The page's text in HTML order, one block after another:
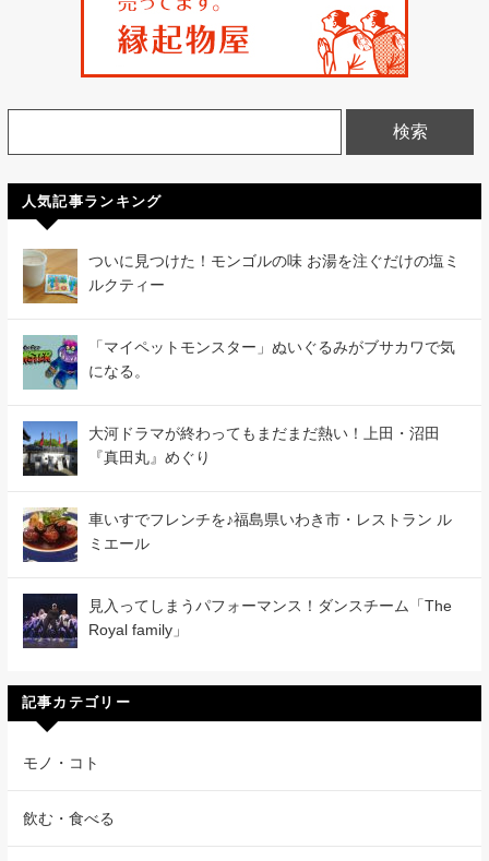
人気記事ランキング
ついに見つけた！モンゴルの味 お湯を注ぐだけの塩ミ
ルクティー
「マイペットモンスター」ぬいぐるみがブサカワで気
になる。
大河ドラマが終わってもまだまだ熱い！上田・沼田
『真田丸』めぐり
車いすでフレンチを♪福島県いわき市・レストラン ル
ミエール
見入ってしまうパフォーマンス！ダンスチーム「The
Royal family」
記事カテゴリー
モノ・コト
飲む・食べる